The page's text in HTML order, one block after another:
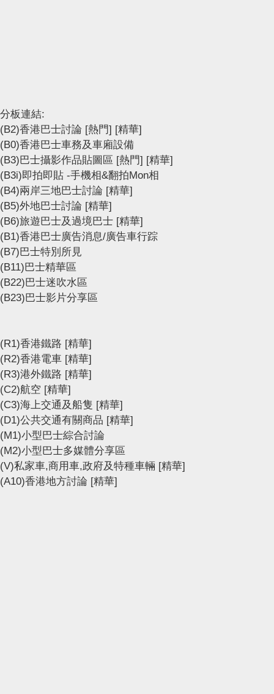
分板連結:
(B2)香港巴士討論 [熱門] [精華]
(B0)香港巴士車務及車廂設備
(B3)巴士攝影作品貼圖區 [熱門] [精華]
(B3i)即拍即貼 -手機相&翻拍Mon相
(B4)兩岸三地巴士討論 [精華]
(B5)外地巴士討論 [精華]
(B6)旅遊巴士及過境巴士 [精華]
(B1)香港巴士廣告消息/廣告車行踪
(B7)巴士特別所見
(B11)巴士精華區
(B22)巴士迷吹水區
(B23)巴士影片分享區
(R1)香港鐵路 [精華]
(R2)香港電車 [精華]
(R3)港外鐵路 [精華]
(C2)航空 [精華]
(C3)海上交通及船隻 [精華]
(D1)公共交通有關商品 [精華]
(M1)小型巴士綜合討論
(M2)小型巴士多媒體分享區
(V)私家車,商用車,政府及特種車輛 [精華]
(A10)香港地方討論 [精華]